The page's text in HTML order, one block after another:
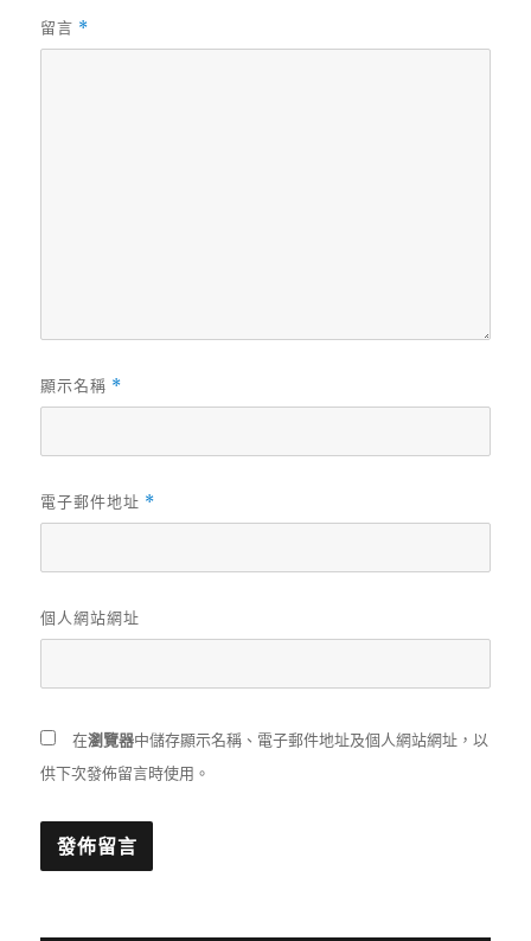
留言 *
顯示名稱 *
電子郵件地址 *
個人網站網址
在瀏覽器中儲存顯示名稱、電子郵件地址及個人網站網址，以
供下次發佈留言時使用。